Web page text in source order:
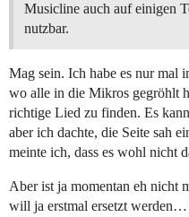
Musicline auch auf einigen
nutzbar.
Mag sein. Ich habe es nur mal
wo alle in die Mikros gegröhlt
richtige Lied zu finden. Es
aber ich dachte, die Seite sah
meinte ich, dass es wohl nicht
Aber ist ja momentan eh
will ja erstmal ersetzt werden…